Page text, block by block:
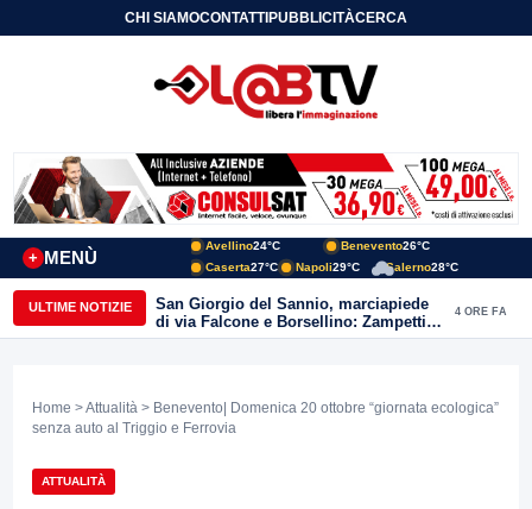
CHI SIAMOCONTATTIPUBBLICITÀCERCA
MENÙ
+
Avellino24°C Benevento26°C
Caserta27°C Napoli29°C Salerno28°C
ULTIME NOTIZIE
San Giorgio del Sannio, marciapiede
di via Falcone e Borsellino: Zampetti e
Lombardi replicano alle polemiche
4 ORE FA
Home >Attualità > Benevento| Domenica 20 ottobre “giornata ecologica”
senza auto al Triggio e Ferrovia
ATTUALITÀ